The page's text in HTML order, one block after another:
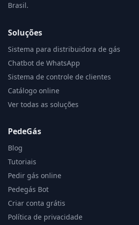
Brasil.
Soluções
Sistema para distribuidora de gás
Chatbot de WhatsApp
Sistema de controle de clientes
Catálogo online
Ver todas as soluções
PedeGás
Blog
Tutoriais
Pedir gás online
Pedegás Bot
Criar conta grátis
Política de privacidade